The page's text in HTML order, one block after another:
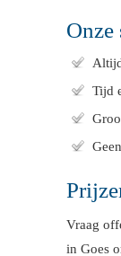
Onze
Tijd
Vraag
in Goes